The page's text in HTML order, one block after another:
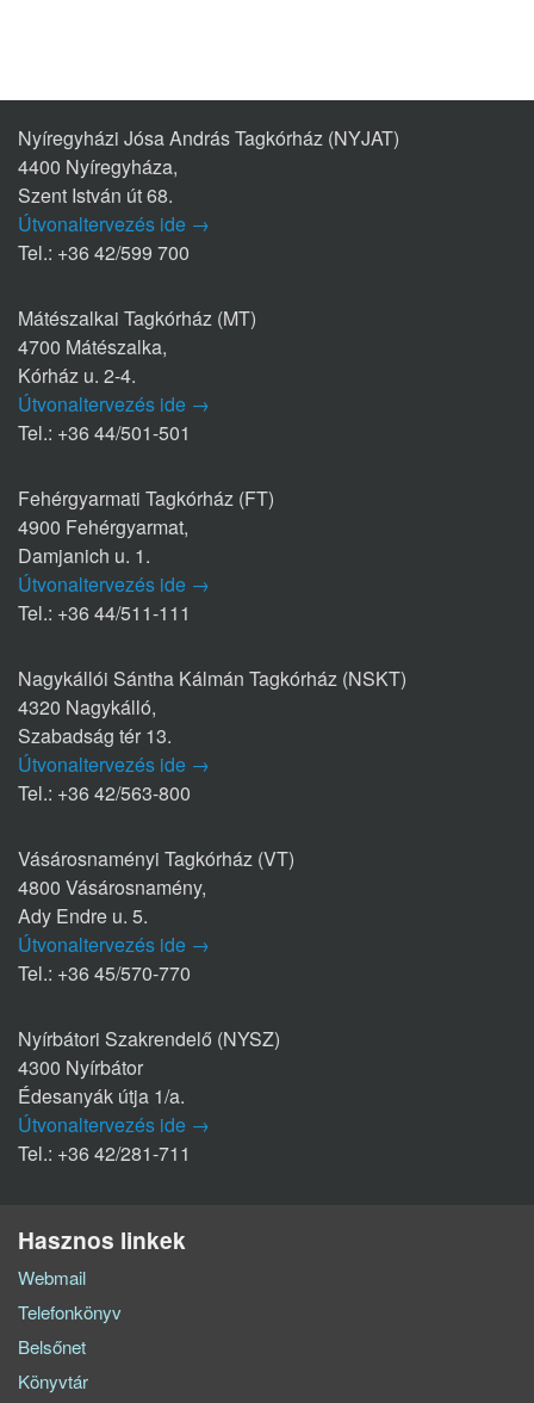
Nyíregyházi Jósa András Tagkórház (NYJAT)
4400 Nyíregyháza,
Szent István út 68.
Útvonaltervezés ide →
Tel.: +36 42/599 700
Mátészalkai Tagkórház (MT)
4700 Mátészalka,
Kórház u. 2-4.
Útvonaltervezés ide →
Tel.: +36 44/501-501
Fehérgyarmati Tagkórház (FT)
4900 Fehérgyarmat,
Damjanich u. 1.
Útvonaltervezés ide →
Tel.: +36 44/511-111
Nagykállói Sántha Kálmán Tagkórház (NSKT)
4320 Nagykálló,
Szabadság tér 13.
Útvonaltervezés ide →
Tel.: +36 42/563-800
Vásárosnaményi Tagkórház (VT)
4800 Vásárosnamény,
Ady Endre u. 5.
Útvonaltervezés ide →
Tel.: +36 45/570-770
Nyírbátori Szakrendelő (NYSZ)
4300 Nyírbátor
Édesanyák útja 1/a.
Útvonaltervezés ide →
Tel.: +36 42/281-711
Hasznos linkek
Webmail
Telefonkönyv
Belsőnet
Könyvtár